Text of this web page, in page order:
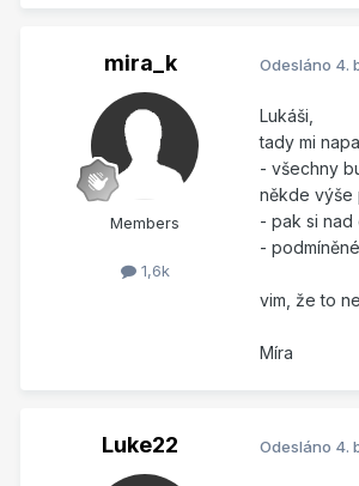
mira_k
Members
1,6k
Odesláno 4.
Lukáši,
tady mi
- všechny
někde výše
- pak si nad
-
vim, že to
Míra
Luke22 Odesláno 4.